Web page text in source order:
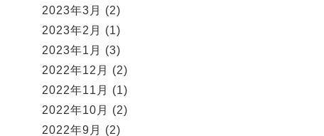
2023年3月
(2)
2023年2月
(1)
2023年1月
(3)
2022年12月
(2)
2022年11月
(1)
2022年10月
(2)
2022年9月
(2)